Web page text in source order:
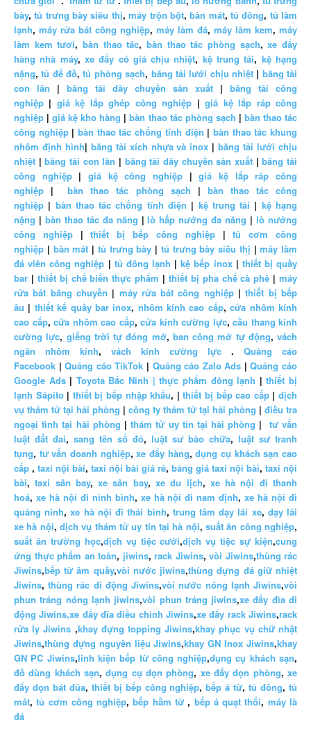
bày,tủ trưng bày siêu thị,máy trộn bột,bàn mát, tủ đông, tủ làm
lạnh, máy rửa bát công nghiệp, máy làm đá, máy làm kem, máy
làm kem tươi,bàn thao tác,bàn thao tác phòng sạch,xe đẩy
hàng nhà máy, xe đẩy có giá chịu nhiệt, kệ trung tải, kệ hạng
nặng,tủ để đồ,tủ phòng sạch, băng tải lưới chịu nhiệt| băng tải
con lăn | băng tải dây chuyền sản xuất | băng tải công
nghiệp | giá kệ lắp ghép công nghiệp |giá kệ lắp ráp công
nghiệp |giá kệ kho hàng |bàn thao tác phòng sạch | bàn thao tác
công nghiệp|bàn thao tác chống tĩnh điện | bàn thao tác khung
nhôm định hình| băng tải xích nhựa và inox |băng tải lưới chịu
nhiệt |băng tải con lăn | băng tải dây chuyền sản xuất |băng tải
công nghiệp|giá kệ công nghiệp |giá kệ lắp ráp công
nghiệp |bàn thao tác phòng sạch | bàn thao tác công
nghiệp | bàn thao tác chống tĩnh điện | kệ trung tải | kệ hạng
nặng | bàn thao tác đa năng |lò hấp nướng đa năng |lò nướng
công nghiệp|thiết bị bếp công nghiệp|tủ cơm công
nghiệp | bàn mát | tủ trưng bày | tủ trưng bày siêu thị |máy làm
đá viên công nghiệp | tủ đông lạnh |kệ bếp inox| thiết bị quầy
bar | thiết bị chế biến thực phẩm | thiết bị pha chế cà phê | máy
rửa bát băng chuyền | máy rửa bát công nghiệp|thiết bị bếp
âu | thiết kế quầy bar inox, nhôm kính cao cấp,cửa nhôm kính
cao cấp, cửa nhôm cao cấp, cửa kính cường lực, cầu thang kính
cường lực, giếng trời tự đóng mở, ban công mở tự động, vách
ngăn nhôm kính, vách kính cường lực . Quảng cáo
Facebook |Quảng cáo TikTok | Quảng cáo Zalo Ads |Quảng cáo
Google Ads| Toyota Bắc Ninh | thực phẩm đông lạnh |thiết bị
lạnh Sápito | thiết bị bếp nhập khẩu, |thiết bị bếp cao cấp|dịch
vụ thám tử tại hải phòng | công ty thám tử tại hải phòng | điều tra
ngoại tình tại hải phòng |thám tử uy tín tại hải phòng | tư vấn
luật đất đai, sang tên sổ đỏ, luật sư bào chữa, luật sư tranh
tụng, tư vấn doanh nghiệp,xe đẩy hàng,dụng cụ khách sạn cao
cấp , taxi nội bài, taxi nội bài giá rẻ, bảng giá taxi nội bài, taxi nội
bài,taxi sân bay,xe sân bay,xe du lịch, xe hà nội đi thanh
hoá, xe hà nội đi ninh bình, xe hà nội đi nam định,xe hà nội đi
quảng ninh,xe hà nội đi thái bình, trung tâm dạy lái xe, dạy lái
xe hà nội,dịch vụ thám tử uy tín tại hà nội,suất ăn công nghiệp,
suất ăn trường học,dịch vụ tiệc cưới,dịch vụ tiệc sự kiện,cung
ứng thực phẩm an toàn, jiwins, rack Jiwins, vòi Jiwins,thùng rác
Jiwins,bếp từ âm quầy,vòi nước jiwins,thùng đựng đá giữ nhiệt
Jiwins,thùng rác di động Jiwins,vòi nước nóng lạnh Jiwins,vòi
phun tráng nóng lạnh jiwins,vòi phun tráng jiwins,xe đẩy đĩa di
động Jiwins,xe đẩy đĩa điều chỉnh Jiwins,xe đẩy rack Jiwins,rack
rửa ly Jiwins ,khay đựng topping Jiwins,khay phục vụ chữ nhật
Jiwins,thùng đựng nguyên liệu Jiwins,khay GN Inox Jiwins,khay
GN PC Jiwins,linh kiện bếp từ công nghiệp,dụng cụ khách sạn,
đồ dùng khách sạn,dụng cụ dọn phòng, xe đẩy dọn phòng,xe
đẩy dọn bát đũa, thiết bị bếp công nghiệp,bếp á từ,tủ đông,tủ
mát,tủ cơm công nghiệp,bếp hầm từ , bếp á quạt thổi, máy là
đá